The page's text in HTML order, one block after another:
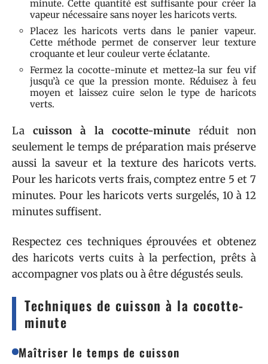
minute. Cette quantité est suffisante pour créer la
vapeur nécessaire sans noyer les haricots verts.
Placez les haricots verts dans le panier vapeur.
Cette méthode permet de conserver leur texture
croquante et leur couleur verte éclatante.
Fermez la cocotte-minute et mettez-la sur feu vif
jusqu’à ce que la pression monte. Réduisez à feu
moyen et laissez cuire selon le type de haricots
verts.
La cuisson à la cocotte-minute réduit non
seulement le temps de préparation mais préserve
aussi la saveur et la texture des haricots verts.
Pour les haricots verts frais, comptez entre 5 et 7
minutes. Pour les haricots verts surgelés, 10 à 12
minutes suffisent.
Respectez ces techniques éprouvées et obtenez
des haricots verts cuits à la perfection, prêts à
accompagner vos plats ou à être dégustés seuls.
Techniques de cuisson à la cocotte-
minute
Maîtriser le temps de cuisson